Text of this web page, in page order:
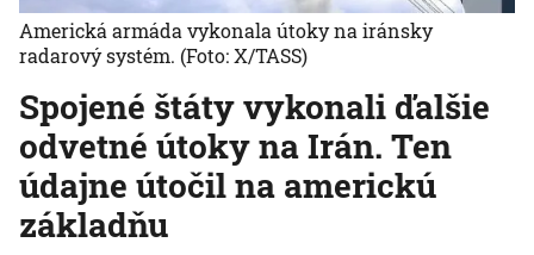
Spojené štáty vykonali ďalšie
odvetné útoky na Irán. Ten
údajne útočil na americkú
základňu
Americká armáda vykonala útoky na iránsky
radarový systém. (Foto: X/TASS)